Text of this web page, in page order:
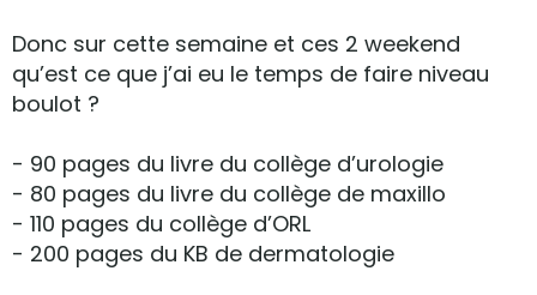
Donc sur cette semaine et ces 2 weekend
qu’est ce que j’ai eu le temps de faire niveau
boulot ?
- 90 pages du livre du collège d’urologie
- 80 pages du livre du collège de maxillo
- 110 pages du collège d’ORL
- 200 pages du KB de dermatologie